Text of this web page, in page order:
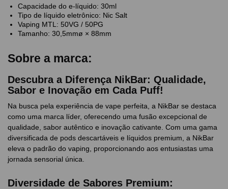
Capacidade do e-líquido: 30ml
Tipo de líquido eletrônico: Nic Salt
Vaping MTL: 50VG / 50PG
Tamanho: 30,5mmø × 88mm
Sobre a marca:
Descubra a Diferença NikBar: Qualidade,
Sabor e Inovação em Cada Puff!
Na busca pela experiência de vape perfeita, a NikBar se destaca
como uma marca líder, oferecendo uma fusão excepcional de
qualidade, sabor autêntico e inovação cativante. Com uma gama
diversificada de pods descartáveis e líquidos premium, a NikBar
eleva o padrão do vaping, proporcionando aos entusiastas uma
jornada sensorial única.
Diversidade de Sabores Premium: